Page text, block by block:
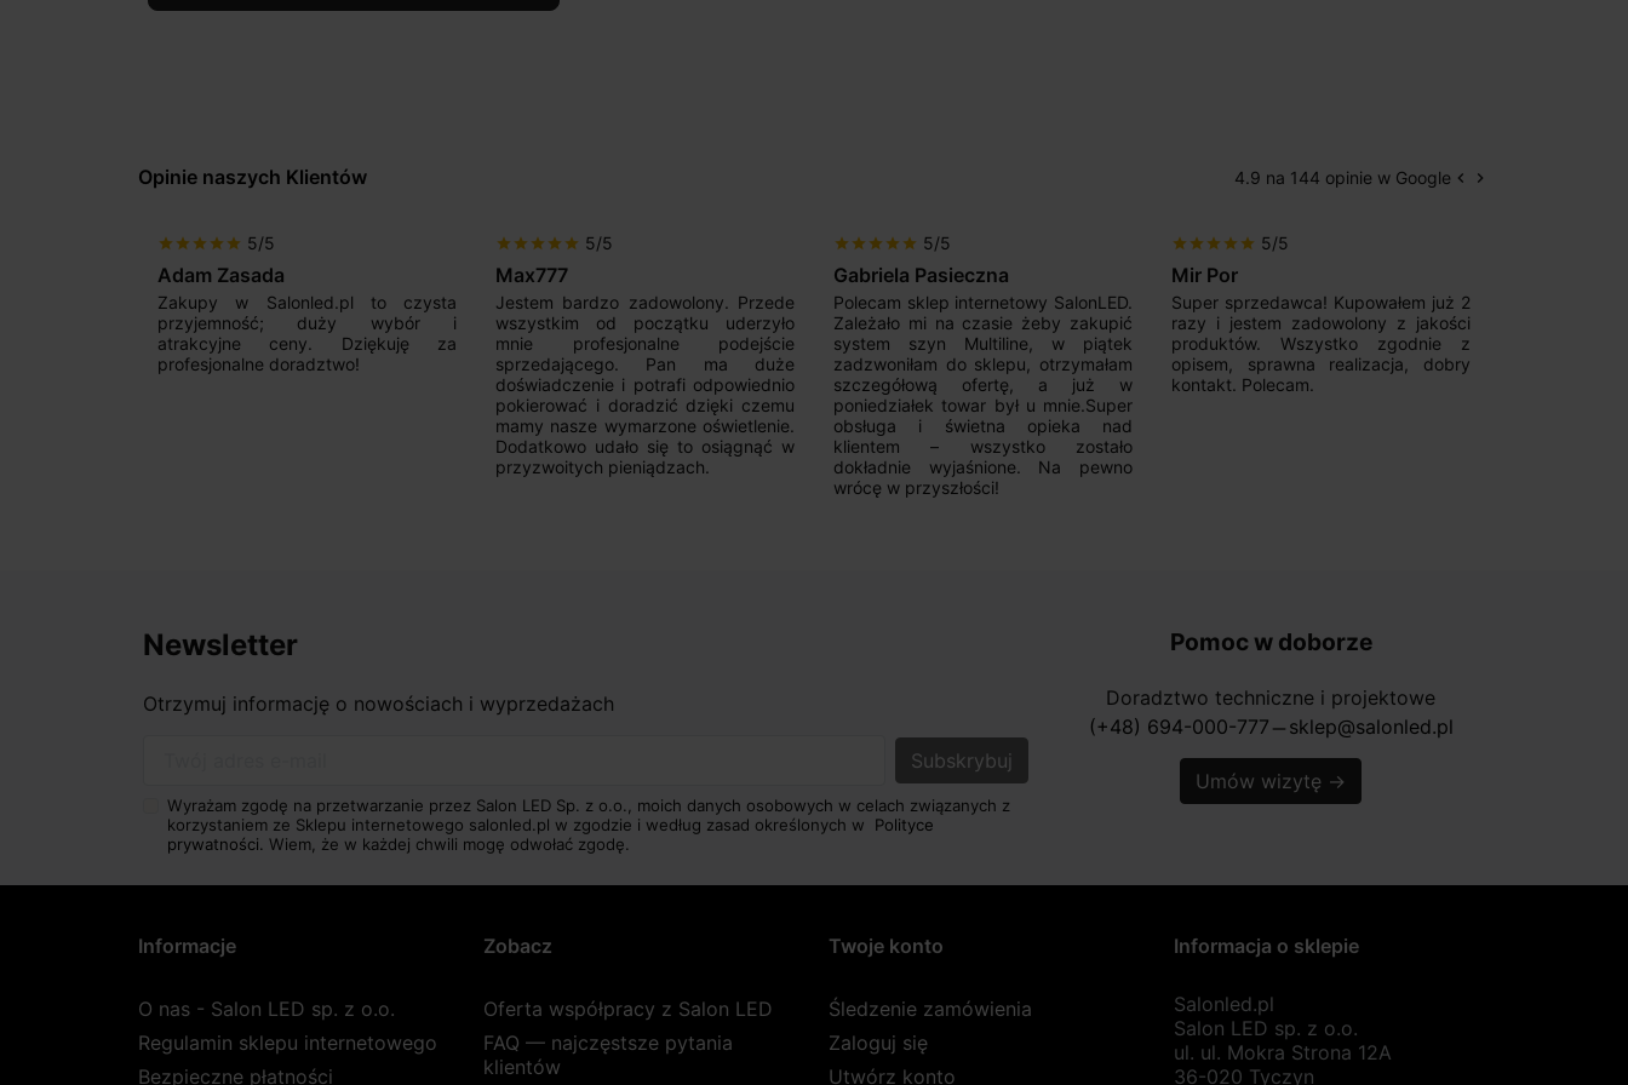
Opinie naszych Klientów 4.9 na 144 opinie w Google Poprzedni
keyboard_arrow_left Następny
keyboard_arrow_right
star star star star star 5/5
Adam Zasada
Zakupy w Salonled.pl to czysta
przyjemność; duży wybór i
atrakcyjne ceny. Dziękuję za
profesjonalne doradztwo!
star star star star star 5/5
Max777
Jestem bardzo zadowolony. Przede
wszystkim od początku uderzyło
mnie profesjonalne podejście
sprzedającego. Pan ma duże
doświadczenie i potrafi odpowiednio
pokierować i doradzić dzięki czemu
mamy nasze wymarzone oświetlenie.
Dodatkowo udało się to osiągnąć w
przyzwoitych pieniądzach.
star star star star star 5/5
Gabriela Pasieczna
Polecam sklep internetowy SalonLED.
Zależało mi na czasie żeby zakupić
system szyn Multiline, w piątek
zadzwoniłam do sklepu, otrzymałam
szczegółową ofertę, a już w
poniedziałek towar był u mnie.Super
obsługa i świetna opieka nad
klientem – wszystko zostało
dokładnie wyjaśnione. Na pewno
wrócę w przyszłości!
star star star star star 5/5
Mir Por
Super sprzedawca! Kupowałem już 2
razy i jestem zadowolony z jakości
produktów. Wszystko zgodnie z
opisem, sprawna realizacja, dobry
kontakt. Polecam.
Newsletter
Otrzymuj informację o nowościach i wyprzedażach
Wyrażam zgodę na przetwarzanie przez Salon LED Sp. z o.o., moich danych osobowych w celach związanych z
korzystaniem ze Sklepu internetowego salonled.pl w zgodzie i według zasad określonych w Polityce
prywatności. Wiem, że w każdej chwili mogę odwołać zgodę.
Pomoc w doborze
Doradztwo techniczne i projektowe
(+48) 694-000-777 horizontal_rule sklep@salonled.pl
Umów wizytę →
Informacje
O nas - Salon LED sp. z o.o.
Regulamin sklepu internetowego
Bezpieczne płatności
Zobacz
Oferta współpracy z Salon LED
FAQ — najczęstsze pytania
klientów
Twoje konto
Śledzenie zamówienia
Zaloguj się
Utwórz konto
Informacja o sklepie
Salonled.pl
Salon LED sp. z o.o.
ul. ul. Mokra Strona 12A
36-020 Tyczyn